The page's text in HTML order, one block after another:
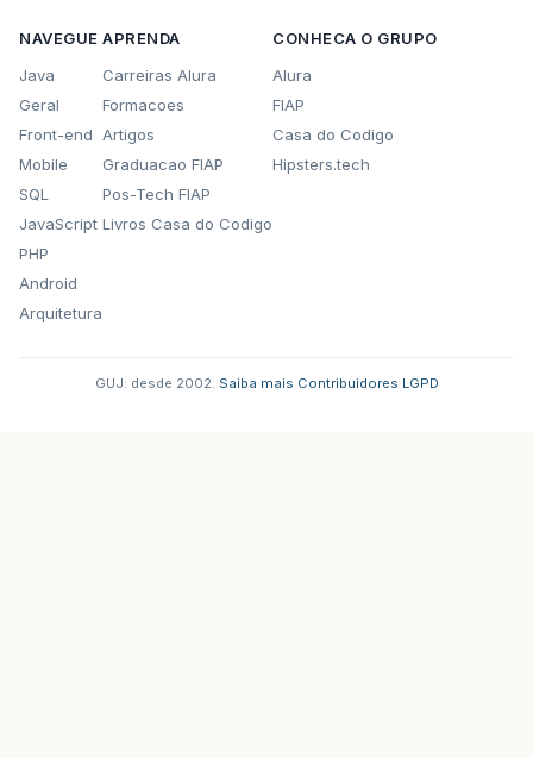
NAVEGUE
Java
Geral
Front-end
Mobile
SQL
JavaScript
PHP
Android
Arquitetura
APRENDA
Carreiras Alura
Formacoes
Artigos
Graduacao FIAP
Pos-Tech FIAP
Livros Casa do Codigo
CONHECA O GRUPO
Alura
FIAP
Casa do Codigo
Hipsters.tech
GUJ: desde 2002. Saiba mais Contribuidores LGPD